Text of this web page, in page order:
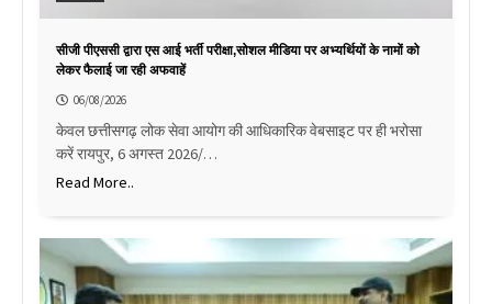
सीजी पीएससी द्वारा एस आई भर्ती परीक्षा,सोशल मीडिया पर अभ्यर्थियों के नामों को
लेकर फैलाई जा रही अफवाहें
06/08/2026
केवल छत्तीसगढ़ लोक सेवा आयोग की आधिकारिक वेबसाइट पर ही भरोसा
करें रायपुर, 6 अगस्त 2026/…
Read More..